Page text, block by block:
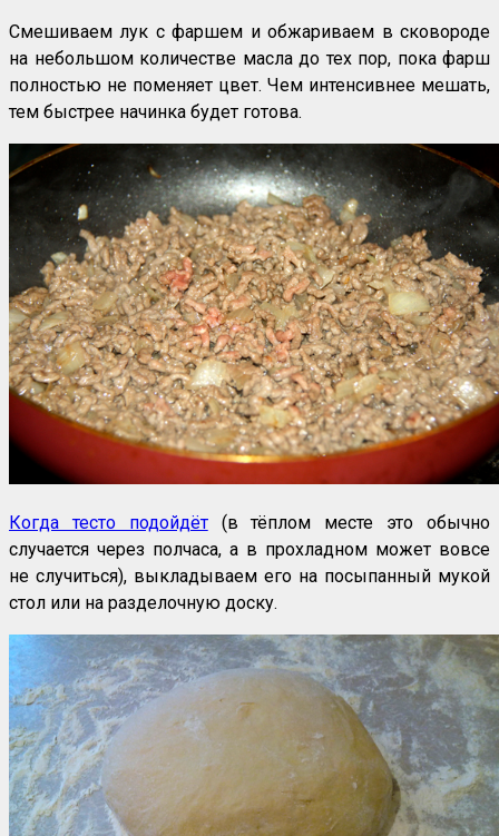
Смешиваем лук с фаршем и обжариваем в сковороде
на небольшом количестве масла до тех пор, пока фарш
полностью не поменяет цвет. Чем интенсивнее мешать,
тем быстрее начинка будет готова.
Когда тесто подойдёт(в тёплом месте это обычно
случается через полчаса, а в прохладном может вовсе
не случиться), выкладываем его на посыпанный мукой
стол или на разделочную доску.